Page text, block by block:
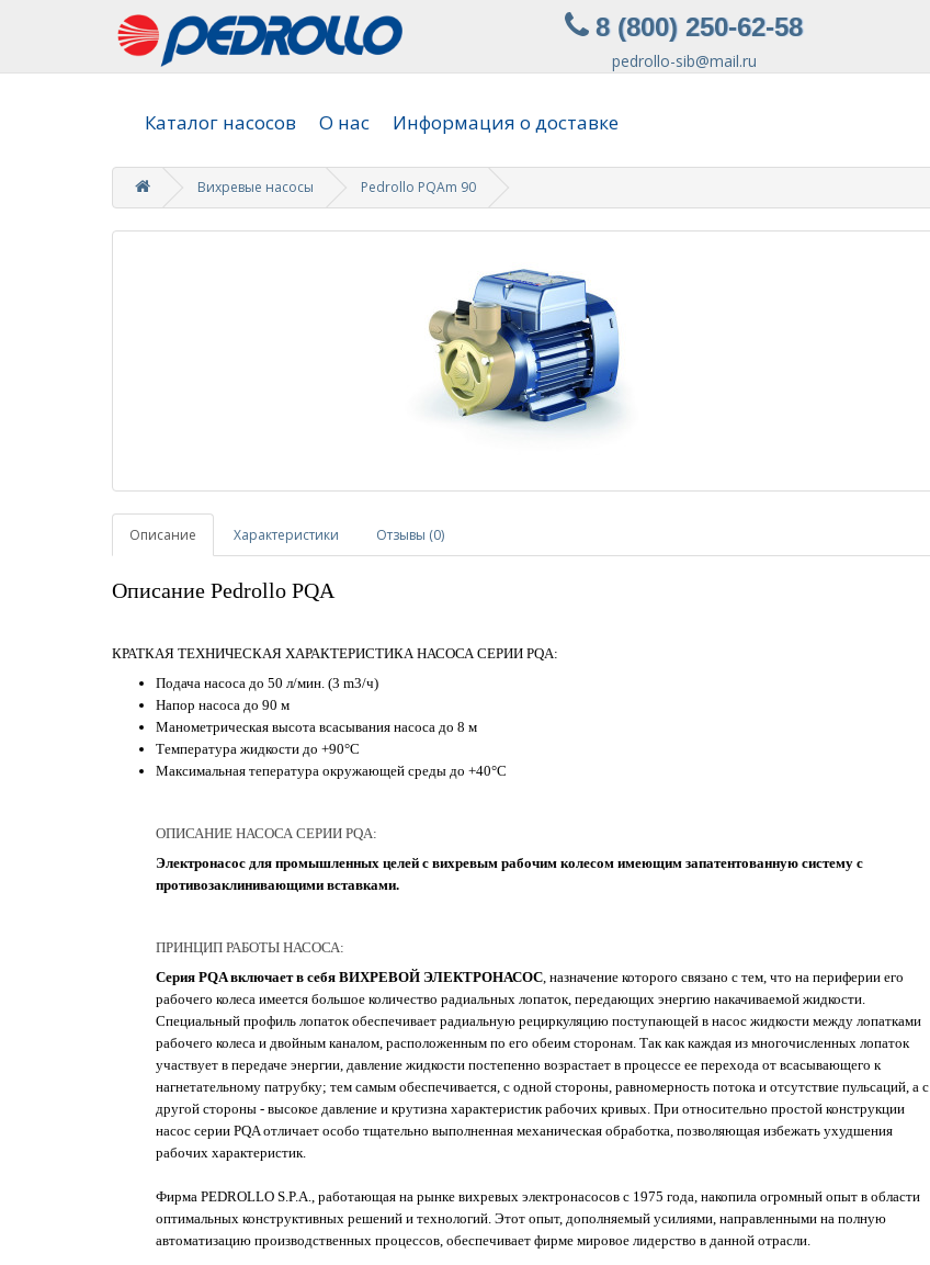
8 (800) 250-62-58
pedrollo-sib@mail.ru
Каталог насосов О нас Информация о доставке
Вихревые насосы Pedrollo PQAm 90
Описание Характеристики Отзывы (0)
Описание Pedrollo PQA
КРАТКАЯ ТЕХНИЧЕСКАЯ ХАРАКТЕРИСТИКА НАСОСА СЕРИИ PQA:
Подача насоса до 50 л/мин. (3 m3/ч)
Напор насоса до 90 м
Манометрическая высота всасывания насоса до 8 м
Температура жидкости до +90°C
Максимальная тепература окружающей среды до +40°C
ОПИСАНИЕ НАСОСА СЕРИИ PQA:
Электронасос для промышленных целей с вихревым рабочим колесом имеющим запатентованную систему с
противозаклинивающими вставками.
ПРИНЦИП РАБОТЫ НАСОСА:
Серия PQA включает в себя ВИХРЕВОЙ ЭЛЕКТРОНАСОС, назначение которого связано с тем, что на периферии его
рабочего колеса имеется большое количество радиальных лопаток, передающих энергию накачиваемой жидкости.
Специальный профиль лопаток обеспечивает радиальную рециркуляцию поступающей в насос жидкости между лопатками
рабочего колеса и двойным каналом, расположенным по его обеим сторонам. Так как каждая из многочисленных лопаток
участвует в передаче энергии, давление жидкости постепенно возрастает в процессе ее перехода от всасывающего к
нагнетательному патрубку; тем самым обеспечивается, с одной стороны, равномерность потока и отсутствие пульсаций, а с
другой стороны - высокое давление и крутизна характеристик рабочих кривых. При относительно простой конструкции
насос серии PQA отличает особо тщательно выполненная механическая обработка, позволяющая избежать ухудшения
рабочих характеристик.
Фирма PEDROLLO S.P.A., работающая на рынке вихревых электронасосов с 1975 года, накопила огромный опыт в области
оптимальных конструктивных решений и технологий. Этот опыт, дополняемый усилиями, направленными на полную
автоматизацию производственных процессов, обеспечивает фирме мировое лидерство в данной отрасли.